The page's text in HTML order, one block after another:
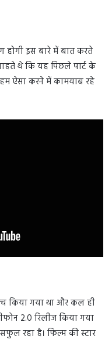
होगी इस बारे में बात करते
थे कि यह पिछले पार्ट के
ऐसा करने में कामयाब रहे
किया गया था और कल ही
2.0 रिलीज किया गया
रहा है। फिल्म की स्टार